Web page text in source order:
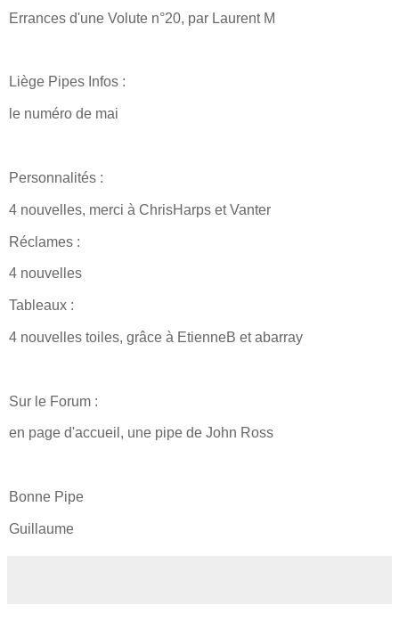
Errances d'une Volute n°20, par Laurent M
Liège Pipes Infos :
le numéro de mai
Personnalités :
4 nouvelles, merci à ChrisHarps et Vanter
Réclames :
4 nouvelles
Tableaux :
4 nouvelles toiles, grâce à EtienneB et abarray
Sur le Forum :
en page d'accueil, une pipe de John Ross
Bonne Pipe
Guillaume